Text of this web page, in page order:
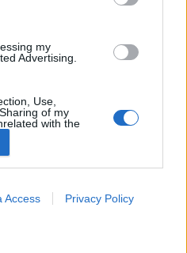
my
Advertising.
Use,
of my
with the
collected.
Access Privacy Policy
Küldés Messengeren